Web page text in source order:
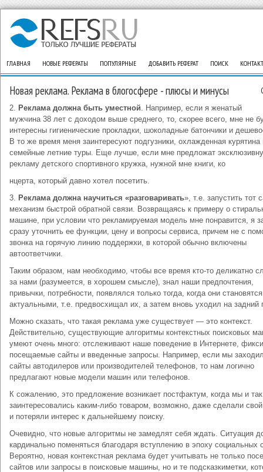
ГЛАВНАЯ НОВЫЕ РЕФЕРАТЫ ПОПУЛЯРНЫЕ ДОБАВИТЬ РЕФЕРАТ ПОИСК
Новая реклама. Реклама в блогосфере - плюсы и минусы
2. Реклама должна быть уместной. Например, если я женатый
мужчина 38 лет с доходом выше среднего, то, скорее всего, мне не
интересны гигиенические прокладки, шоколадные батончики и
В то же время меня заинтересуют подгузники, охлажденная курятина
семейные летние туры. Еще лучше, если мне предложат
рекламу детского спортивного кружка, нужной мне книги, ко
нцерта, который давно хотел посетить.
3. Реклама должна научиться «разговаривать», т.е. запустить тот
механизм быстрой обратной связи. Возвращаясь к примеру о
машине, при условии что рекламируемая модель мне понравится, я
сразу уточнить ее функции, цену и вопросы сервиса, причем не с
звонка на горячую линию поддержки, в которой обычно включены
автоответчики.
Таким образом, нам необходимо, чтобы все время кто-то деликатно
за нами (разумеется, в хорошем смысле), знал наши предпочтения,
привычки, потребности, появлялся только тогда, когда они становятся
актуальными, т.е. предвосхищал их, а затем вновь уходил на задний
Можно сказать, что такая реклама уже существует — это контекст.
Действительно, существующие алгоритмы контекстных поисковых
умеют очень много: отслеживают наше поведение в Интернете,
посещаемые сайты и введенные запросы. Например, если мы
сайты автодилеров или производителей телефонов, то нам логично
предлагают новые модели машин или телефонов.
К сожалению, это предложение возникает постфактум, когда мы и
заинтересовались каким-либо товаром, возможно, даже сделали
и потеряли интерес к дальнейшему поиску.
Очевидно, что новые алгоритмы не замедлят себя ждать. Ситуация
кардинально поменяться благодаря вступлению в эпоху социальных
Вероятно, новая контекстная реклама будет учитывать не только
сайтов или запросы в поисковые машины, но и те подсказкиметки,